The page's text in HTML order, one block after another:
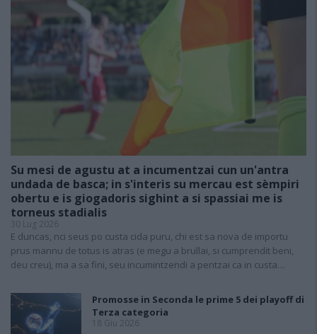
Su mesi de agustu at a incumentzai cun un'antra
undada de basca; in s'interis su mercau est sèmpiri
obertu e is giogadoris sighint a si spassiai me is
torneus stadialis
30 Lug 2026
E duncas, nci seus po custa cida puru, chi est sa nova de importu
prus mannu de totus is atras (e megu a brullai, si cumprendit beni,
deu creu), ma a sa fini, seu incumintzendi a pentzai ca in custa…
Promosse in Seconda le prime 5 dei playoff di
Terza categoria
18 Giu 2026